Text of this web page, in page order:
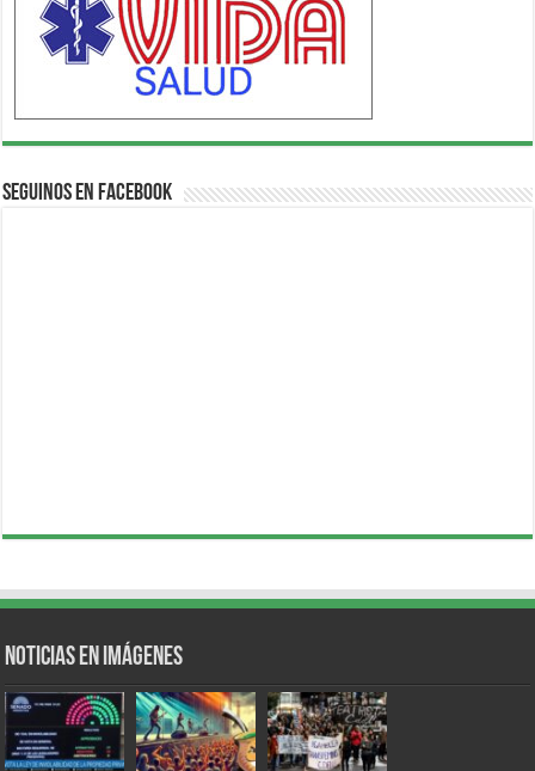
Seguinos en Facebook
Noticias en Imágenes